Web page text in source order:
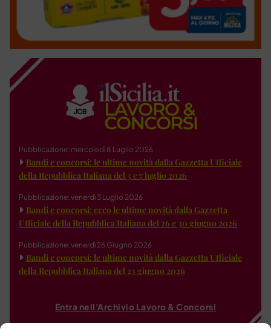
Pubblicazione: mercoledì 8 Luglio 2026
Bandi e concorsi: le ultime novità dalla Gazzetta Ufficiale
della Repubblica Italiana del 3 e 7 luglio 2026
Pubblicazione: venerdì 3 Luglio 2026
Bandi e concorsi: ecco le ultime novità dalla Gazzetta
Ufficiale della Repubblica Italiana del 26 e 30 giugno 2026
Pubblicazione: venerdì 26 Giugno 2026
Bandi e concorsi: le ultime novità dalla Gazzetta Ufficiale
della Repubblica Italiana del 23 giugno 2026
Entra nell'Archivio Lavoro & Concorsi